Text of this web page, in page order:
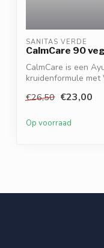
SANITAS VERDE
CalmCare 90
CalmCare is een
kruidenformule
€26,50 €23,00
Op voorraad